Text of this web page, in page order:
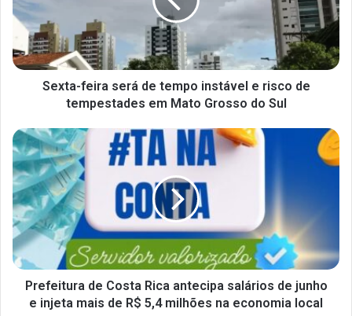
Sexta-feira será de tempo instável e risco de
tempestades em Mato Grosso do Sul
Prefeitura de Costa Rica antecipa salários de junho
e injeta mais de R$ 5,4 milhões na economia local